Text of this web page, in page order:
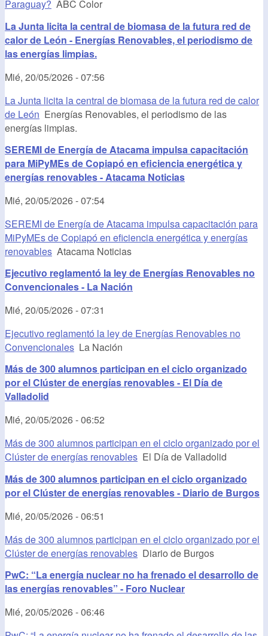
Paraguay? ABC Color
La Junta licita la central de biomasa de la futura red de
calor de León - Energías Renovables, el periodismo de
las energías limpias.
Mié, 20/05/2026 - 07:56
La Junta licita la central de biomasa de la futura red de calor
de León Energías Renovables, el periodismo de las
energías limpias.
SEREMI de Energía de Atacama impulsa capacitación
para MiPyMEs de Copiapó en eficiencia energética y
energías renovables - Atacama Noticias
Mié, 20/05/2026 - 07:54
SEREMI de Energía de Atacama impulsa capacitación para
MiPyMEs de Copiapó en eficiencia energética y energías
renovables Atacama Noticias
Ejecutivo reglamentó la ley de Energías Renovables no
Convencionales - La Nación
Mié, 20/05/2026 - 07:31
Ejecutivo reglamentó la ley de Energías Renovables no
Convencionales La Nación
Más de 300 alumnos participan en el ciclo organizado
por el Clúster de energías renovables - El Día de
Valladolid
Mié, 20/05/2026 - 06:52
Más de 300 alumnos participan en el ciclo organizado por el
Clúster de energías renovables El Día de Valladolid
Más de 300 alumnos participan en el ciclo organizado
por el Clúster de energías renovables - Diario de Burgos
Mié, 20/05/2026 - 06:51
Más de 300 alumnos participan en el ciclo organizado por el
Clúster de energías renovables Diario de Burgos
PwC: “La energía nuclear no ha frenado el desarrollo de
las energías renovables” - Foro Nuclear
Mié, 20/05/2026 - 06:46